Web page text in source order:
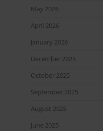
May 2026
April 2026
January 2026
December 2025
October 2025
September 2025
August 2025
June 2025